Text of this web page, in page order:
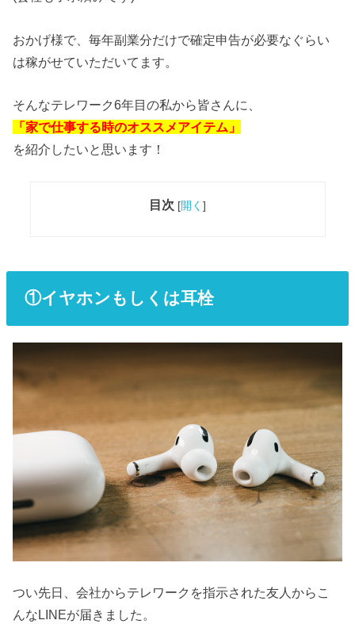
おかげ様で、毎年副業分だけで確定申告が必要なぐらい
は稼がせていただいてます。
そんなテレワーク6年目の私から皆さんに、
「家で仕事する時のオススメアイテム」
を紹介したいと思います！
目次 [開く ]
①イヤホンもしくは耳栓
つい先日、会社からテレワークを指示された友人からこ
んなLINEが届きました。